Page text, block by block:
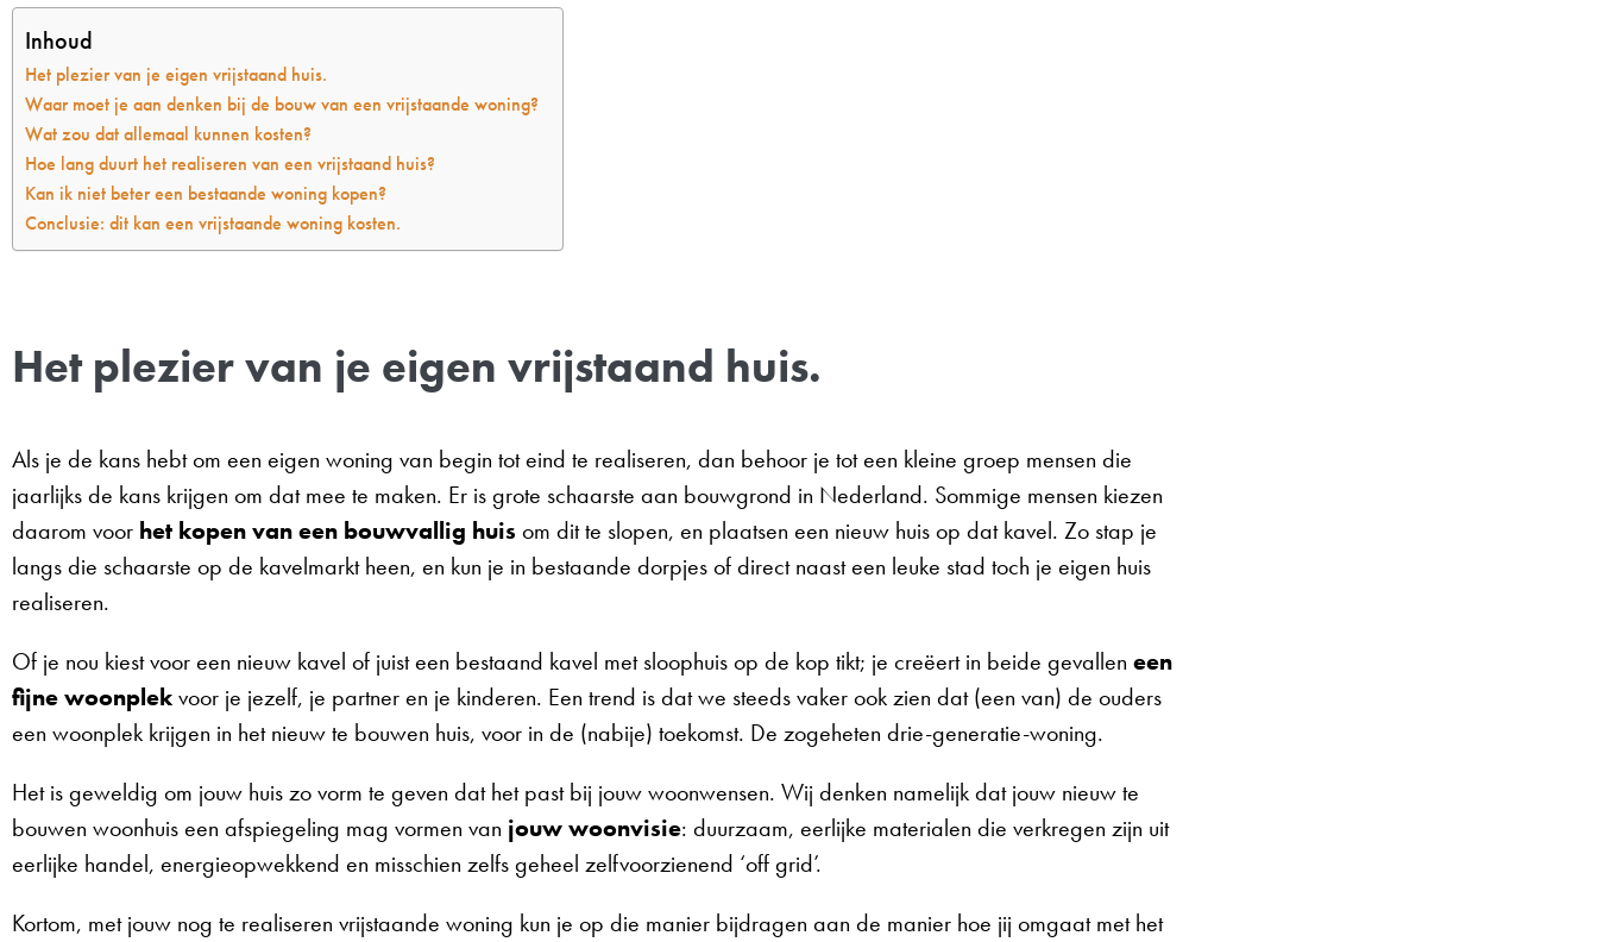
Inhoud
Het plezier van je eigen vrijstaand huis.
Waar moet je aan denken bij de bouw van een vrijstaande woning?
Wat zou dat allemaal kunnen kosten?
Hoe lang duurt het realiseren van een vrijstaand huis?
Kan ik niet beter een bestaande woning kopen?
Conclusie: dit kan een vrijstaande woning kosten.
Het plezier van je eigen vrijstaand huis.
Als je de kans hebt om een eigen woning van begin tot eind te realiseren, dan behoor je tot een kleine groep mensen die
jaarlijks de kans krijgen om dat mee te maken. Er is grote schaarste aan bouwgrond in Nederland. Sommige mensen kiezen
daarom voor het kopen van een bouwvallig huis om dit te slopen, en plaatsen een nieuw huis op dat kavel. Zo stap je
langs die schaarste op de kavelmarkt heen, en kun je in bestaande dorpjes of direct naast een leuke stad toch je eigen huis
realiseren.
Of je nou kiest voor een nieuw kavel of juist een bestaand kavel met sloophuis op de kop tikt; je creëert in beide gevallen een
fijne woonplekvoor je jezelf, je partner en je kinderen. Een trend is dat we steeds vaker ook zien dat (een van) de ouders
een woonplek krijgen in het nieuw te bouwen huis, voor in de (nabije) toekomst. De zogeheten drie-generatie-woning.
Het is geweldig om jouw huis zo vorm te geven dat het past bij jouw woonwensen. Wij denken namelijk dat jouw nieuw te
bouwen woonhuis een afspiegeling mag vormen van jouw woonvisie: duurzaam, eerlijke materialen die verkregen zijn uit
eerlijke handel, energieopwekkend en misschien zelfs geheel zelfvoorzienend ‘off grid’.
Kortom, met jouw nog te realiseren vrijstaande woning kun je op die manier bijdragen aan de manier hoe jij omgaat met het